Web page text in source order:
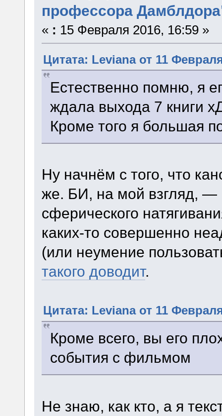
профессора
« : 15 Февраля 2016, 16:59 »
Цитата: Leviana от 11
Естественно помню, я
ждала выхода 7 книги
Кроме того я большая
Ну начнём с того, что
же. БИ, на мой взгляд,
сферического
каких-то совершенно
(или неумение
такого доводит.
Цитата: Leviana от 11
Кроме всего, вы его
события с фильмом
Не знаю, как кто, а я